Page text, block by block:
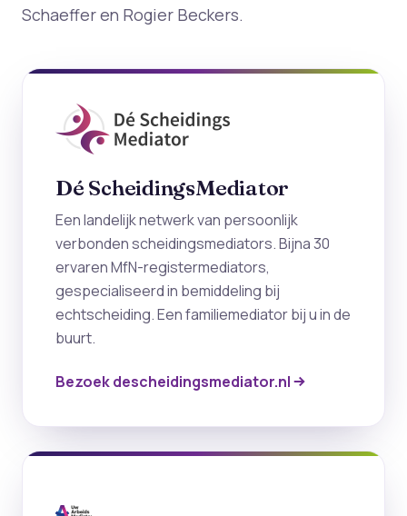
Schaeffer en Rogier Beckers.
Dé ScheidingsMediator
Een landelijk netwerk van persoonlijk
verbonden scheidingsmediators. Bijna 30
ervaren MfN-registermediators,
gespecialiseerd in bemiddeling bij
echtscheiding. Een familiemediator bij u in de
buurt.
Bezoek descheidingsmediator.nl